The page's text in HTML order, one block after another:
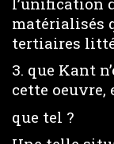
matérialisés
tertiaires
3. que Kant
cette oeuvre,
que tel ?